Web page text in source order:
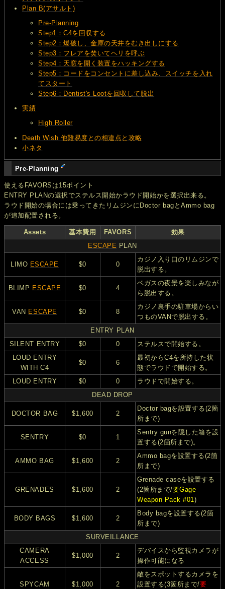
Plan B(アサルト)
Pre-Planning
Step1：C4を回収する
Step2：爆破し、金庫の天井をむき出しにする
Step3：フレアを焚いてヘリを呼ぶ
Step4：天窓を開く装置をハッキングする
Step5：コードをコンセントに差し込み、スイッチを入れ
てスタート
Step6：Dentist's Lootを回収して脱出
実績
High Roller
Death Wish 他難易度との相違点と攻略
小ネタ
Pre-Planning
使えるFAVORSは15ポイント
ENTRY PLANの選択でステルス開始かラウド開始かを選択出来る。
ラウド開始の場合には乗ってきたリムジンにDoctor bagとAmmo bag
が追加配置される。
Assets 基本費用 FAVORS
効果
ESCAPE PLAN
LIMO ESCAPE $0 0
カジノ入り口のリムジンで
脱出する。
BLIMP ESCAPE $0 4
ベガスの夜景を楽しみなが
ら脱出する。
VAN ESCAPE $0 8
カジノ裏手の駐車場からい
つものVANで脱出する。
ENTRY PLAN
SILENT ENTRY
$0 0
ステルスで開始する。
LOUD ENTRY
WITH C4
$0 6
最初からC4を所持した状
態でラウドで開始する。
LOUD ENTRY
$0 0
ラウドで開始する。
DEAD DROP
DOCTOR BAG $1,600 2
Doctor bagを設置する(2箇
所まで)
SENTRY $0 1
Sentry gunを隠した箱を設
置する(2箇所まで)。
AMMO BAG $1,600 2
Ammo bagを設置する(2箇
所まで)
GRENADES $1,600 2
Grenade caseを設置する
(2箇所まで/要Gage
Weapon Pack #01 )
BODY BAGS $1,600 2
Body bagを設置する(2箇
所まで)
SURVEILLANCE
CAMERA
ACCESS
$1,000 2
デバイスから監視カメラが
操作可能になる
SPYCAM $1,000 2
敵をスポットするカメラを
設置する(3箇所まで/要